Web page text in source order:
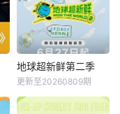
地球超新鲜第二季
更新至20260809期